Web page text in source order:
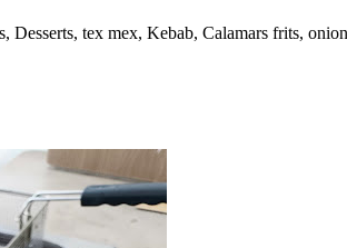
Desserts, tex mex, Kebab, Calamars frits,